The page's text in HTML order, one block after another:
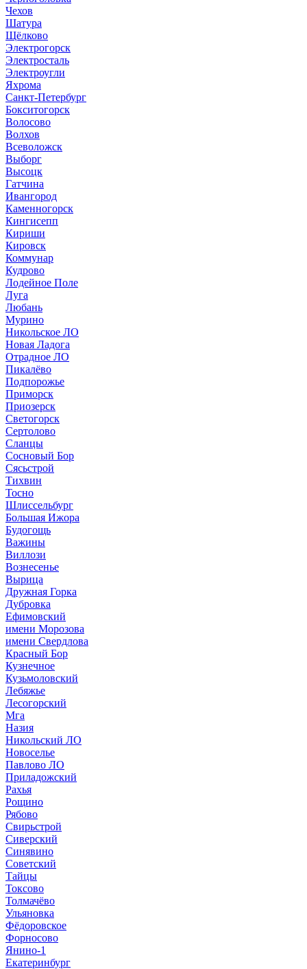
Чехов
Шатура
Щёлково
Электрогорск
Электросталь
Электроугли
Яхрома
Санкт-Петербург
Бокситогорск
Волосово
Волхов
Всеволожск
Выборг
Высоцк
Гатчина
Ивангород
Каменногорск
Кингисепп
Кириши
Кировск
Коммунар
Кудрово
Лодейное Поле
Луга
Любань
Мурино
Никольское ЛО
Новая Ладога
Отрадное ЛО
Пикалёво
Подпорожье
Приморск
Приозерск
Светогорск
Сертолово
Сланцы
Сосновый Бор
Сясьстрой
Тихвин
Тосно
Шлиссельбург
Большая Ижора
Будогощь
Важины
Виллози
Вознесенье
Вырица
Дружная Горка
Дубровка
Ефимовский
имени Морозова
имени Свердлова
Красный Бор
Кузнечное
Кузьмоловский
Лебяжье
Лесогорский
Мга
Назия
Никольский ЛО
Новоселье
Павлово ЛО
Приладожский
Рахья
Рощино
Рябово
Свирьстрой
Сиверский
Синявино
Советский
Тайцы
Токсово
Толмачёво
Ульяновка
Фёдоровское
Форносово
Янино-1
Екатеринбург